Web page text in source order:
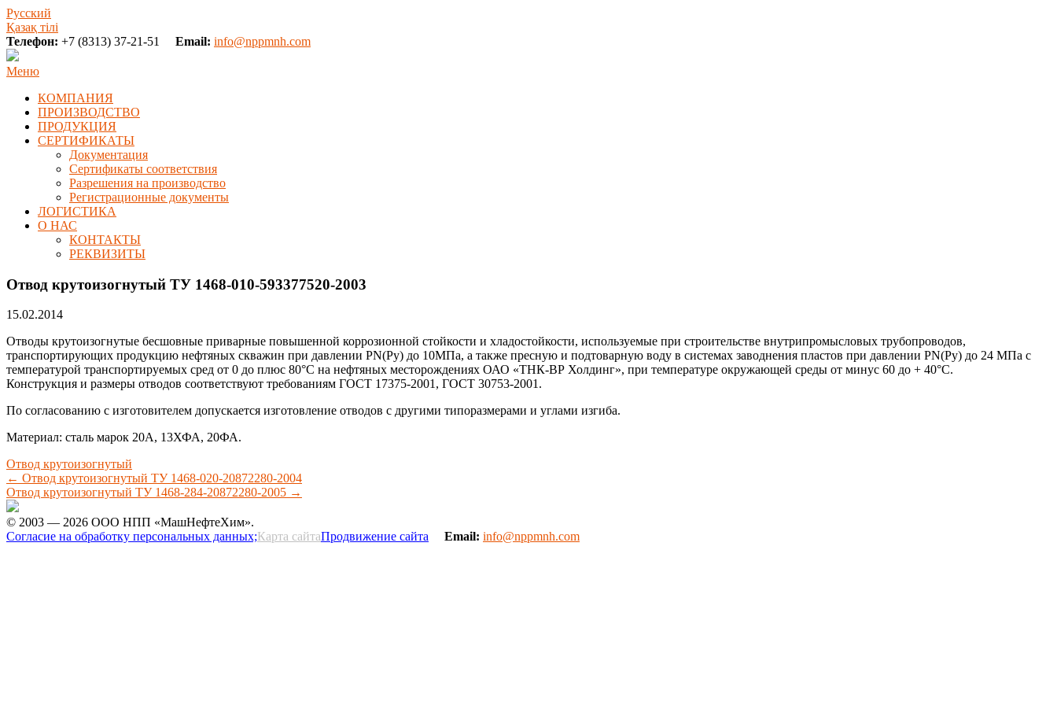
Русский
Қазақ тілі
Телефон: +7 (8313) 37-21-51 Email: info@nppmnh.com
Меню
КОМПАНИЯ
ПРОИЗВОДСТВО
ПРОДУКЦИЯ
СЕРТИФИКАТЫ
Документация
Сертификаты соответствия
Разрешения на производство
Регистрационные документы
ЛОГИСТИКА
О НАС
КОНТАКТЫ
РЕКВИЗИТЫ
Отвод крутоизогнутый ТУ 1468-010-593377520-2003
15.02.2014
Отводы крутоизогнутые бесшовные приварные повышенной коррозионной стойкости и хладостойкости, используемые при строительстве внутрипромысловых трубопроводов,
транспортирующих продукцию нефтяных скважин при давлении PN(Ру) до 10МПа, а также пресную и подтоварную воду в системах заводнения пластов при давлении PN(Ру) до 24 МПа с
температурой транспортируемых сред от 0 до плюс 80°С на нефтяных месторождениях ОАО «ТНК-ВР Холдинг», при температуре окружающей среды от минус 60 до + 40°С.
Конструкция и размеры отводов соответствуют требованиям ГОСТ 17375-2001, ГОСТ 30753-2001.
По согласованию с изготовителем допускается изготовление отводов с другими типоразмерами и углами изгиба.
Материал: сталь марок 20А, 13ХФА, 20ФА.
Отвод крутоизогнутый
← Отвод крутоизогнутый ТУ 1468-020-20872280-2004
Отвод крутоизогнутый ТУ 1468-284-20872280-2005 →
© 2003 — 2026 ООО НПП «МашНефтеХим».
Согласие на обработку персональных данных;Карта сайтаПродвижение сайта Email: info@nppmnh.com